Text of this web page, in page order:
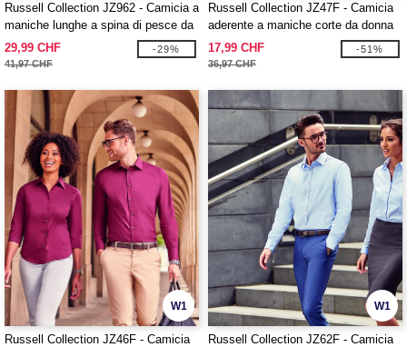
Russell Collection JZ962 - Camicia a
maniche lunghe a spina di pesce da
uomo
29,99 CHF
41,97 CHF
-29%
Russell Collection JZ47F - Camicia
aderente a maniche corte da donna
17,99 CHF
36,97 CHF
-51%
W1
Russell Collection JZ46F - Camicia
W1
Russell Collection JZ62F - Camicia